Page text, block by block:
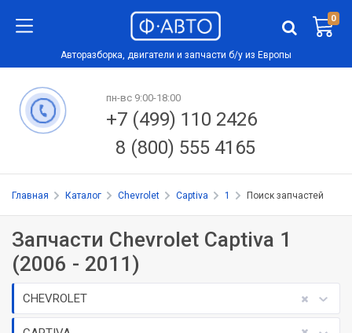
0
Авторазборка, двигатели и запчасти б/у из Европы
пн-вс 9:00-18:00
+7 (499) 110 2426
8 (800) 555 4165
Главная Каталог Chevrolet Captiva 1 Поиск запчастей
Запчасти Chevrolet Captiva 1
(2006 - 2011)
CHEVROLET